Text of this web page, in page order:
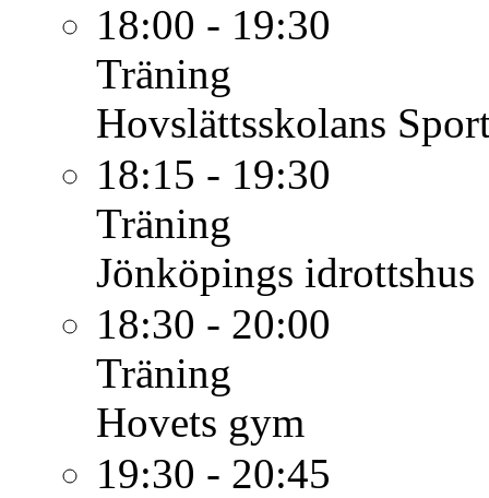
18:00 - 19:30
Träning
Hovslättsskolans
18:15 - 19:30
Träning
Jönköpings idrottshus
18:30 - 20:00
Träning
Hovets gym
19:30 - 20:45